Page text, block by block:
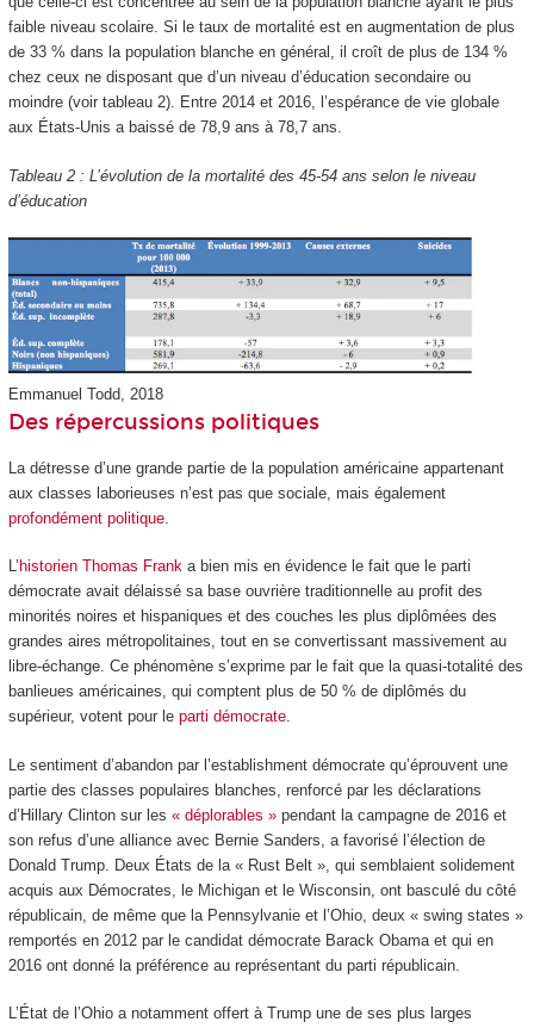
faible niveau scolaire. Si le taux de mortalité est en augmentation de plus
de 33 % dans la population blanche en général, il croît de plus de 134 %
chez ceux ne disposant que d’un niveau d’éducation secondaire ou
moindre (voir tableau 2). Entre 2014 et 2016, l’espérance de vie globale
aux États-Unis a baissé de 78,9 ans à 78,7 ans.
Tableau 2 : L’évolution de la mortalité des 45-54 ans selon le niveau
d’éducation
Emmanuel Todd, 2018
Des répercussions politiques
La détresse d’une grande partie de la population américaine appartenant
aux classes laborieuses n’est pas que sociale, mais également
profondément politique.
L’ historien Thomas Franka bien mis en évidence le fait que le parti
démocrate avait délaissé sa base ouvrière traditionnelle au profit des
minorités noires et hispaniques et des couches les plus diplômées des
grandes aires métropolitaines, tout en se convertissant massivement au
libre-échange. Ce phénomène s’exprime par le fait que la quasi-totalité des
banlieues américaines, qui comptent plus de 50 % de diplômés du
supérieur, votent pour le parti démocrate.
Le sentiment d’abandon par l’establishment démocrate qu’éprouvent une
partie des classes populaires blanches, renforcé par les déclarations
d’Hillary Clinton sur les « déplorables »pendant la campagne de 2016 et
son refus d’une alliance avec Bernie Sanders, a favorisé l’élection de
Donald Trump. Deux États de la « Rust Belt », qui semblaient solidement
acquis aux Démocrates, le Michigan et le Wisconsin, ont basculé du côté
républicain, de même que la Pennsylvanie et l’Ohio, deux « swing states »
remportés en 2012 par le candidat démocrate Barack Obama et qui en
2016 ont donné la préférence au représentant du parti républicain.
L’État de l’Ohio a notamment offert à Trump une de ses plus larges